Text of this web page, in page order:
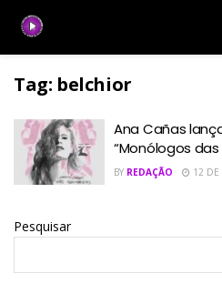
Tag: belchior
Ana Cañas
“Monólogos
BY REDAÇÃO 12 DE
Pesquisar